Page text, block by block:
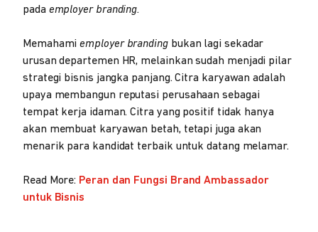
pada employer branding.
Memahamiemployer brandingbukan lagi sekadar
urusan departemen HR, melainkan sudah menjadi pilar
strategi bisnis jangka panjang. Citra karyawan adalah
upaya membangun reputasi perusahaan sebagai
tempat kerja idaman. Citra yang positif tidak hanya
akan membuat karyawan betah, tetapi juga akan
menarik para kandidat terbaik untuk datang melamar.
Read More: Peran dan Fungsi Brand Ambassador
untuk Bisnis